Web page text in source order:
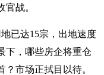
战。
已达15宗，出地速度
下，哪些房企将重仓
市场正拭目以待。